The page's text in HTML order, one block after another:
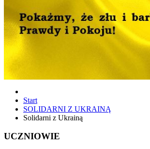
Start
SOLIDARNI Z UKRAINĄ
Solidarni z Ukrainą
UCZNIOWIE